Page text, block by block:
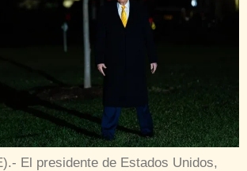
El presidente de Estados Unidos,